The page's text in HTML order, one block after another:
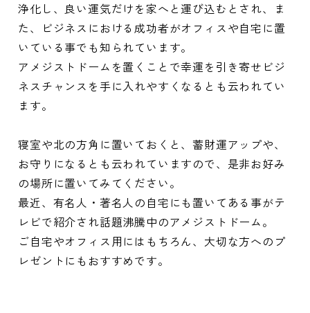
浄化し、良い運気だけを家へと運び込むとされ、ま
た、ビジネスにおける成功者がオフィスや自宅に置
いている事でも知られています。
アメジストドームを置くことで幸運を引き寄せビジ
ネスチャンスを手に入れやすくなるとも云われてい
ます。
寝室や北の方角に置いておくと、蓄財運アップや、
お守りになるとも云われていますので、是非お好み
の場所に置いてみてください。
最近、有名人・著名人の自宅にも置いてある事がテ
レビで紹介され話題沸騰中のアメジストドーム。
ご自宅やオフィス用にはもちろん、大切な方へのプ
レゼントにもおすすめです。